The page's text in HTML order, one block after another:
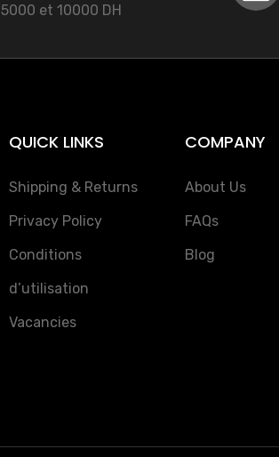
5000 et 10000 DH
QUICK LINKS
Shipping & Returns
Privacy Policy
Conditions
d’utilisation
Vacancies
COMPANY
About Us
FAQs
Blog